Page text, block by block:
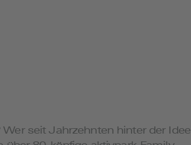
seit Jahrzehnten hinter der Idee